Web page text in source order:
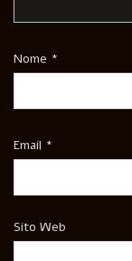
Nome *
Email *
Sito Web